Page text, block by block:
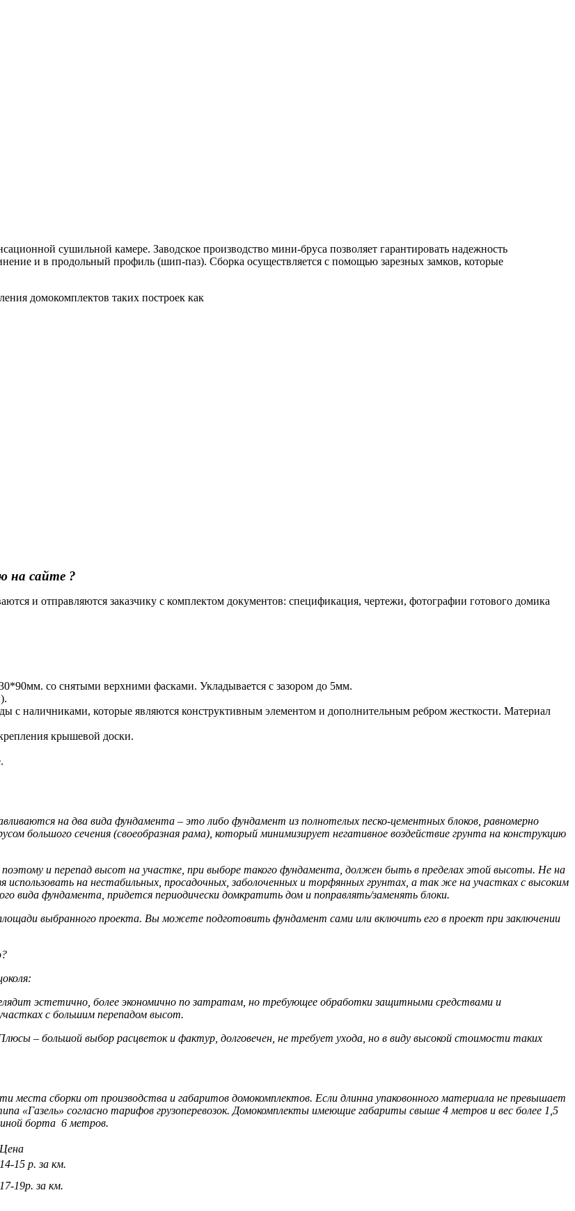
сушильной камере. Заводское производство мини-бруса позволяет гарантировать надежность
и в продольный профиль (шип-паз). Сборка осуществляется с помощью зарезных замков, которые
домокомплектов таких построек как
на сайте ?
и отправляются заказчику с комплектом документов: спецификация, чертежи, фотографии готового домика
со снятыми верхними фасками. Укладывается с зазором до 5мм.
с наличниками, которые являются конструктивным элементом и дополнительным ребром жесткости. Материал
крышевой доски.
на два вида фундамента – это либо фундамент из полнотелых песко-цементных блоков, равномерно
большого сечения (своеобразная рама), который минимизирует негативное воздействие грунта на конструкцию
и перепад высот на участке, при выборе такого фундамента, должен быть в пределах этой высоты. Не на
на нестабильных, просадочных, заболоченных и торфянных грунтах, а так же на участках с высоким
вида фундамента, придется периодически домкратить дом и поправлять/заменять блоки.
выбранного проекта. Вы можете подготовить фундамент сами или включить его в проект при заключении
эстетично, более экономично по затратам, но требующее обработки защитными средствами и
с большим перепадом высот.
– большой выбор расцветок и фактур, долговечен, не требует ухода, но в виду высокой стоимости таких
места сборки от производства и габаритов домокомплектов. Если длинна упаковонного материала не превышает
«Газель» согласно тарифов грузоперевозок. Домокомплекты имеющие габариты свыше 4 метров и вес более 1,5
борта 6 метров.
Цена
14-15 р. за км.
17-19р. за км.